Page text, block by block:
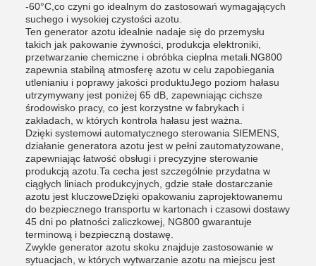
-60°C,co czyni go idealnym do zastosowań wymagających
suchego i wysokiej czystości azotu.
Ten generator azotu idealnie nadaje się do przemysłu
takich jak pakowanie żywności, produkcja elektroniki,
przetwarzanie chemiczne i obróbka cieplna metali.NG800
zapewnia stabilną atmosferę azotu w celu zapobiegania
utlenianiu i poprawy jakości produktuJego poziom hałasu
utrzymywany jest poniżej 65 dB, zapewniając cichsze
środowisko pracy, co jest korzystne w fabrykach i
zakładach, w których kontrola hałasu jest ważna.
Dzięki systemowi automatycznego sterowania SIEMENS,
działanie generatora azotu jest w pełni zautomatyzowane,
zapewniając łatwość obsługi i precyzyjne sterowanie
produkcją azotu.Ta cecha jest szczególnie przydatna w
ciągłych liniach produkcyjnych, gdzie stałe dostarczanie
azotu jest kluczoweDzięki opakowaniu zaprojektowanemu
do bezpiecznego transportu w kartonach i czasowi dostawy
45 dni po płatności zaliczkowej, NG800 gwarantuje
terminową i bezpieczną dostawę.
Zwykle generator azotu skoku znajduje zastosowanie w
sytuacjach, w których wytwarzanie azotu na miejscu jest